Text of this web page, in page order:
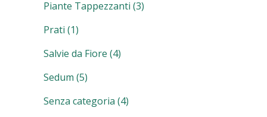
Piante Tappezzanti (3)
Prati (1)
Salvie da Fiore (4)
Sedum (5)
Senza categoria (4)